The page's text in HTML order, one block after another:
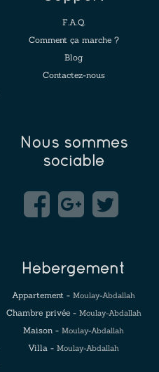
F.A.Q.
Comment ça marche ?
Blog
Contactez-nous
Nous sommes
sociable
Hébergement
Appartement - Moulay-Abdallah
Chambre privée - Moulay-Abdallah
Maison - Moulay-Abdallah
Villa - Moulay-Abdallah